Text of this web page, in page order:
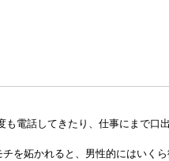
も電話してきたり、仕事にまで口
チを妬かれると、男性的にはいく